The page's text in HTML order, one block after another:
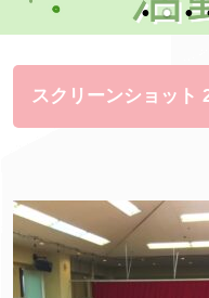
スクリーンショット